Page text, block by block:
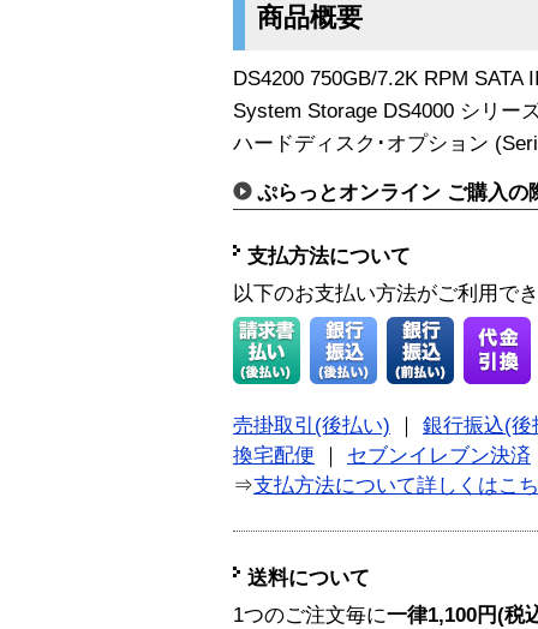
商品概要
DS4200 750GB/7.2K RPM SATA
System Storage DS4000 シリー
ハードディスク･オプション
ぷらっとオンライン ご購入の
支払方法について
以下のお支払い方法がご利用で
売掛取引(後払い)
銀行振込(後
換宅配便
セブンイレブン決済
⇒支払方法について詳しくはこ
送料について
1つのご注文毎に一律1,100円(税